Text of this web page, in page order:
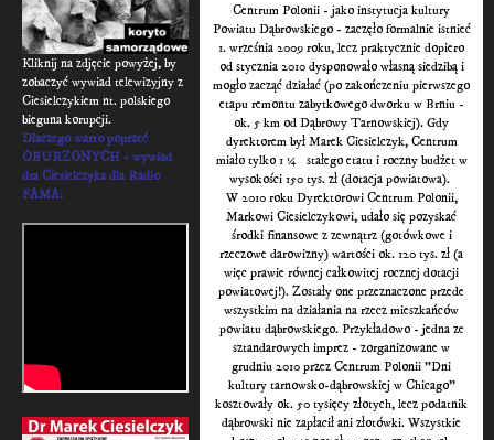
Kliknij na zdjęcie powyżej, by
zobaczyć wywiad telewizyjny z
Ciesielczykiem nt. polskiego
bieguna korupcji.
Dlaczego warto poprzeć
OBURZONYCH - wywiad
dra Ciesielczyka dla Radio
FAMA:
Centrum Polonii - jako instytucja kultury
Powiatu Dąbrowskiego - zaczęło formalnie istnieć
1. września 2009 roku, lecz praktycznie dopiero
od stycznia 2010 dysponowało własną siedzibą i
mogło zacząć działać (po zakończeniu pierwszego
etapu remontu zabytkowego dworku w Brniu -
ok. 5 km od Dąbrowy Tarnowskiej). Gdy
dyrektorem był Marek Ciesielczyk, Centrum
miało tylko 1 ¼ stałego etatu i roczny budżet w
wysokości 150 tys. zł (dotacja powiatowa).
W 2010 roku Dyrektorowi Centrum Polonii,
Markowi Ciesielczykowi, udało się pozyskać
środki finansowe z zewnątrz (gotówkowe i
rzeczowe darowizny) wartości ok. 120 tys. zł (a
więc prawie równej całkowitej rocznej dotacji
powiatowej!). Zostały one przeznaczone przede
wszystkim na działania na rzecz mieszkańców
powiatu dąbrowskiego. Przykładowo - jedna ze
sztandarowych imprez - zorganizowane w
grudniu 2010 przez Centrum Polonii "Dni
kultury tarnowsko-dąbrowskiej w Chicago"
kosztowały ok. 50 tysięcy złotych, lecz podatnik
dąbrowski nie zapłacił ani złotówki. Wszystkie